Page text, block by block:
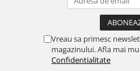
Vreau sa primesc
magazinului. Afla mai
Confidentialitate